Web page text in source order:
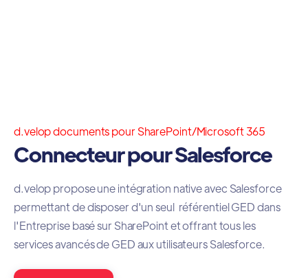
d.velop documents pour SharePoint/Microsoft 365
Connecteur pour Salesforce
d.velop propose une intégration native avec Salesforce
permettant de disposer d'un seul référentiel GED dans
l'Entreprise basé sur SharePoint et offrant tous les
services avancés de GED aux utilisateurs Salesforce.